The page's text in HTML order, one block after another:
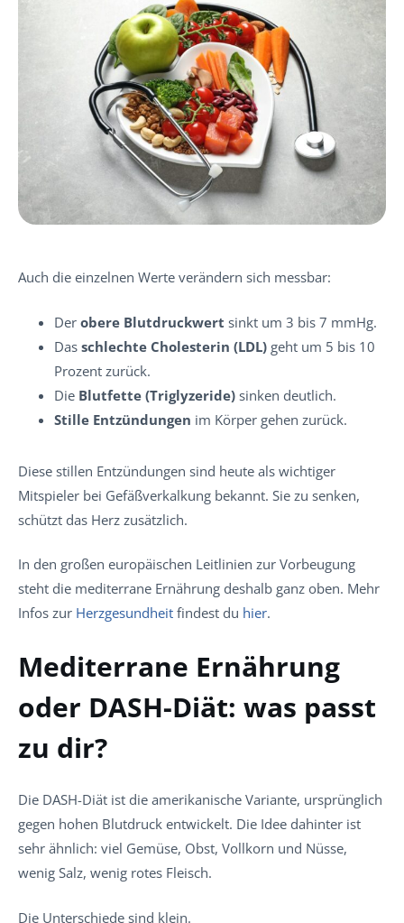
Auch die einzelnen Werte verändern sich messbar:
Der obere Blutdruckwert sinkt um 3 bis 7 mmHg.
Das schlechte Cholesterin (LDL) geht um 5 bis 10
Prozent zurück.
Die Blutfette (Triglyzeride) sinken deutlich.
Stille Entzündungen im Körper gehen zurück.
Diese stillen Entzündungen sind heute als wichtiger
Mitspieler bei Gefäßverkalkung bekannt. Sie zu senken,
schützt das Herz zusätzlich.
In den großen europäischen Leitlinien zur Vorbeugung
steht die mediterrane Ernährung deshalb ganz oben. Mehr
Infos zur Herzgesundheit findest du hier.
Mediterrane Ernährung
oder DASH-Diät: was passt
zu dir?
Die DASH-Diät ist die amerikanische Variante, ursprünglich
gegen hohen Blutdruck entwickelt. Die Idee dahinter ist
sehr ähnlich: viel Gemüse, Obst, Vollkorn und Nüsse,
wenig Salz, wenig rotes Fleisch.
Die Unterschiede sind klein.